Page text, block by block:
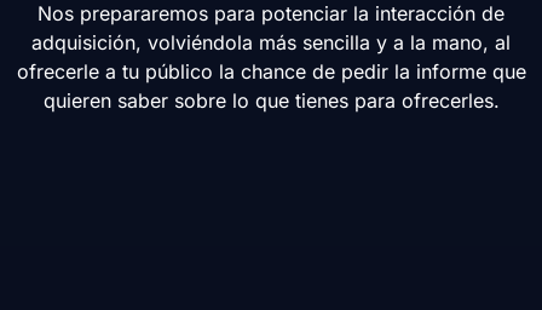
Nos prepararemos para potenciar la interacción de
adquisición, volviéndola más sencilla y a la mano, al
ofrecerle a tu público la chance de pedir la informe que
quieren saber sobre lo que tienes para ofrecerles.